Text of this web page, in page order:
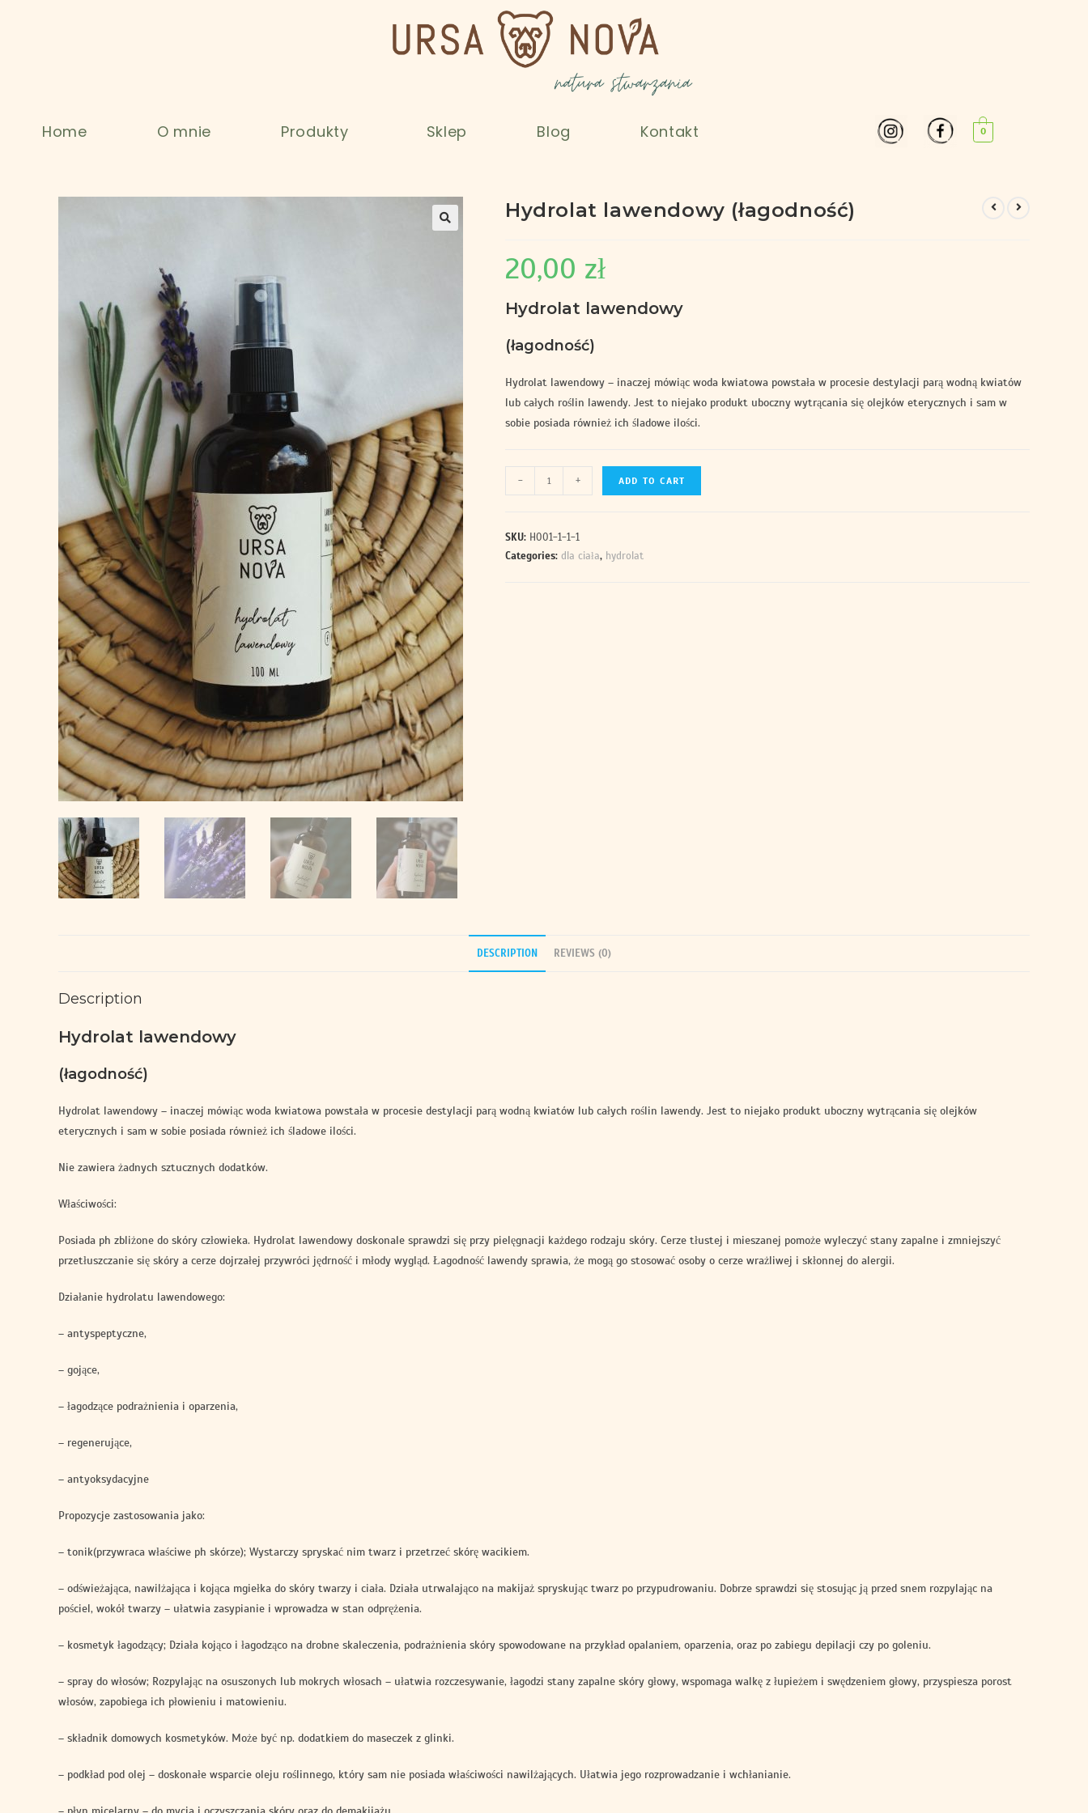
Home O mnie Produkty Sklep Blog Kontakt 0
Hydrolat lawendowy (łagodność)
20,00 zł
Hydrolat lawendowy
(łagodność)
Hydrolat lawendowy – inaczej mówiąc woda kwiatowa powstała w procesie destylacji parą wodną kwiatów
lub całych roślin lawendy. Jest to niejako produkt uboczny wytrącania się olejków eterycznych i sam w
sobie posiada również ich śladowe ilości.
- + ADD TO CART
SKU: H001-1-1-1
Categories: dla ciała, hydrolat
DESCRIPTION REVIEWS (0)
Description
Hydrolat lawendowy
(łagodność)
Hydrolat lawendowy – inaczej mówiąc woda kwiatowa powstała w procesie destylacji parą wodną kwiatów lub całych roślin lawendy. Jest to niejako produkt uboczny wytrącania się olejków
eterycznych i sam w sobie posiada również ich śladowe ilości.
Nie zawiera żadnych sztucznych dodatków.
Właściwości:
Posiada ph zbliżone do skóry człowieka. Hydrolat lawendowy doskonale sprawdzi się przy pielęgnacji każdego rodzaju skóry. Cerze tłustej i mieszanej pomoże wyleczyć stany zapalne i zmniejszyć
przetłuszczanie się skóry a cerze dojrzałej przywróci jędrność i młody wygląd. Łagodność lawendy sprawia, że mogą go stosować osoby o cerze wrażliwej i skłonnej do alergii.
Działanie hydrolatu lawendowego:
– antyspeptyczne,
– gojące,
– łagodzące podrażnienia i oparzenia,
– regenerujące,
– antyoksydacyjne
Propozycje zastosowania jako:
– tonik(przywraca właściwe ph skórze); Wystarczy spryskać nim twarz i przetrzeć skórę wacikiem.
– odświeżająca, nawilżająca i kojąca mgiełka do skóry twarzy i ciała. Działa utrwalająco na makijaż spryskując twarz po przypudrowaniu. Dobrze sprawdzi się stosując ją przed snem rozpylając na
pościel, wokół twarzy – ułatwia zasypianie i wprowadza w stan odprężenia.
– kosmetyk łagodzący; Działa kojąco i łagodząco na drobne skaleczenia, podrażnienia skóry spowodowane na przykład opalaniem, oparzenia, oraz po zabiegu depilacji czy po goleniu.
– spray do włosów; Rozpylając na osuszonych lub mokrych włosach – ułatwia rozczesywanie, łagodzi stany zapalne skóry głowy, wspomaga walkę z łupieżem i swędzeniem głowy, przyspiesza porost
włosów, zapobiega ich płowieniu i matowieniu.
– składnik domowych kosmetyków. Może być np. dodatkiem do maseczek z glinki.
– podkład pod olej – doskonałe wsparcie oleju roślinnego, który sam nie posiada właściwości nawilżających. Ułatwia jego rozprowadzanie i wchłanianie.